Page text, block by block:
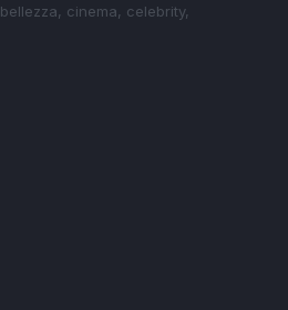
cinema, celebrity,